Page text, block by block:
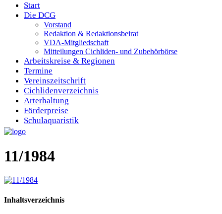
Start
Die DCG
Vorstand
Redaktion & Redaktionsbeirat
VDA-Mitgliedschaft
Mitteilungen Cichliden- und Zubehörbörse
Arbeitskreise & Regionen
Termine
Vereinszeitschrift
Cichlidenverzeichnis
Arterhaltung
Förderpreise
Schulaquaristik
11/1984
Inhaltsverzeichnis